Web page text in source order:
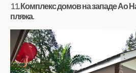
11. Комплекс домов на западе Ао
пляжа.